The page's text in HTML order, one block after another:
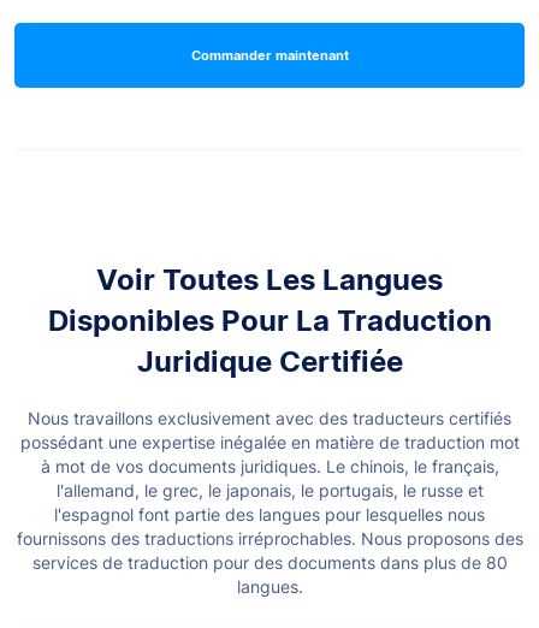
Commander maintenant
Voir Toutes Les Langues
Disponibles Pour La Traduction
Juridique Certifiée
Nous travaillons exclusivement avec des traducteurs certifiés
possédant une expertise inégalée en matière de traduction mot
à mot de vos documents juridiques. Le chinois, le français,
l'allemand, le grec, le japonais, le portugais, le russe et
l'espagnol font partie des langues pour lesquelles nous
fournissons des traductions irréprochables. Nous proposons des
services de traduction pour des documents dans plus de 80
langues.